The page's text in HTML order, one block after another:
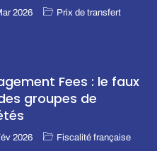
2026 Prix de transfert
Fees : le faux
groupes de
2026 Fiscalité française